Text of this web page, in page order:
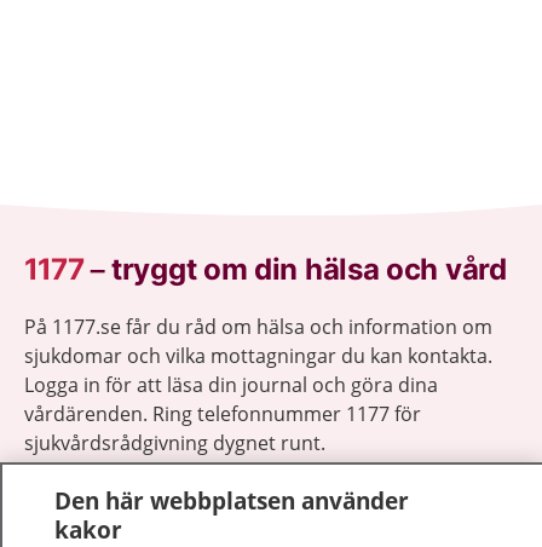
1177–tryggt om din hälsa och vård
På 1177.se får du råd om hälsa och information om
sjukdomar och vilka mottagningar du kan kontakta.
Logga in för att läsa din journal och göra dina
vårdärenden. Ring telefonnummer 1177 för
sjukvårdsrådgivning dygnet runt.
1177 ger dig råd när du vill må bättre.
Den här webbplatsen använder
kakor